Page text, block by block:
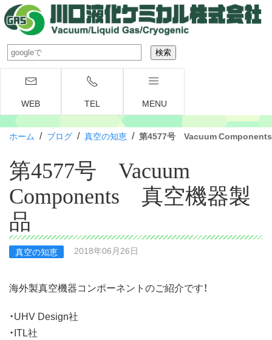
WEB TEL MENU
ホーム / ブログ / 真空の知恵 / 第4577号 Vacuum
第4577号 Vacuum
Components 真空機器製
品
真空の知恵 2018年06月26日
海外製真空機器コンポーネントのご紹介です！
・UHV Design社
・ITL社